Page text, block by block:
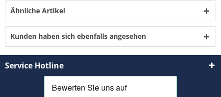
Ähnliche Artikel
Kunden haben sich ebenfalls angesehen
Service Hotline